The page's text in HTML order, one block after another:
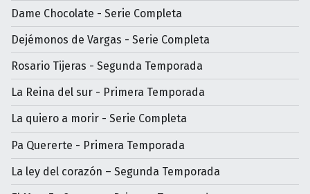
Dame Chocolate - Serie Completa
Dejémonos de Vargas - Serie Completa
Rosario Tijeras - Segunda Temporada
La Reina del sur - Primera Temporada
La quiero a morir - Serie Completa
Pa Quererte - Primera Temporada
La ley del corazón – Segunda Temporada